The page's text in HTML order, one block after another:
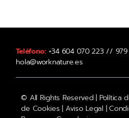
Teléfono: +34 604 070 223 //
hola@worknature.es
© All Rights Reserved | Política
de Cookies | Aviso Legal |